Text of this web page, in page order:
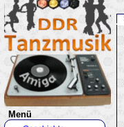
Menü